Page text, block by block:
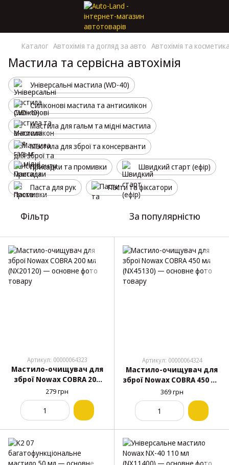
Каталог Автохімія та догляд за авто Автохімія та
Мастила та сервісна автохімія
Універсальні мастила (WD-40)
Силіконові мастила та антисилікон
Мастила для гальм та мідні мастила
Мастила для зброї та консерванти
Присадки та промивки Швидкий старт (ефір)
Паста для рук Пасти та фіксатори
Фільтр За популярністю
Артикул: 00000064323
Мастило-очищувач для
зброї Nowax COBRA 200
мл (NX20120)
279 грн
Артикул: 00000064324
Мастило-очищувач для
зброї Nowax COBRA 450 мл
(NX45130)
369 грн